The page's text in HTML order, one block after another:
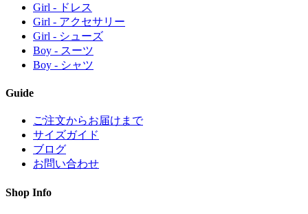
Girl - ドレス
Girl - アクセサリー
Girl - シューズ
Boy - スーツ
Boy - シャツ
Guide
ご注文からお届けまで
サイズガイド
ブログ
お問い合わせ
Shop Info